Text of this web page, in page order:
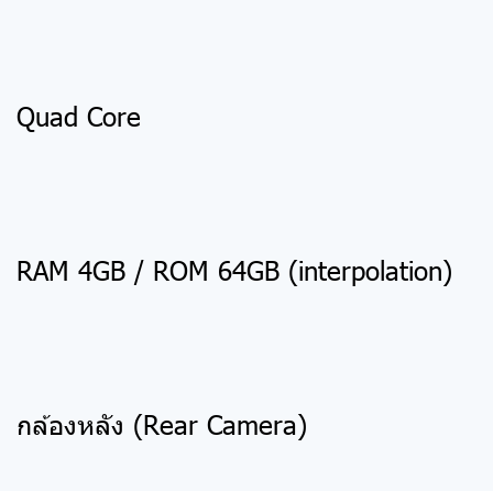
Quad Core
RAM 4GB / ROM 64GB (interpolation)
กล้องหลัง (Rear Camera)